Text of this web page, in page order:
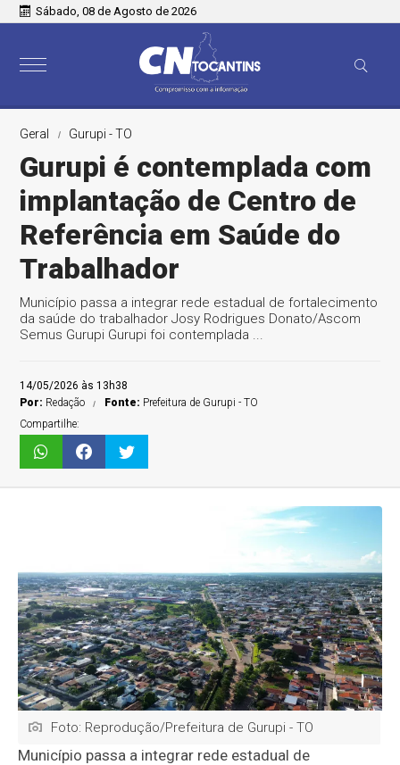
Sábado, 08 de Agosto de 2026
Geral Gurupi - TO
Gurupi é contemplada com
implantação de Centro de
Referência em Saúde do
Trabalhador
Município passa a integrar rede estadual de fortalecimento
da saúde do trabalhador Josy Rodrigues Donato/Ascom
Semus Gurupi Gurupi foi contemplada ...
14/05/2026 às 13h38
Por: Redação Fonte: Prefeitura de Gurupi - TO
Compartilhe:
Foto: Reprodução/Prefeitura de Gurupi - TO
Município passa a integrar rede estadual de